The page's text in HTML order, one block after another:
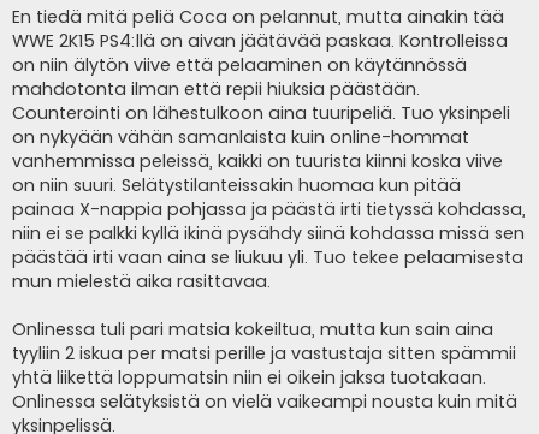
e
s
t
i
En tiedä mitä peliä Coca on pelannut, mutta ainakin tää
WWE 2K15 PS4:llä on aivan jäätävää paskaa. Kontrolleissa
on niin älytön viive että pelaaminen on käytännössä
mahdotonta ilman että repii hiuksia päästään.
Counterointi on lähestulkoon aina tuuripeliä. Tuo yksinpeli
on nykyään vähän samanlaista kuin online-hommat
vanhemmissa peleissä, kaikki on tuurista kiinni koska viive
on niin suuri. Selätystilanteissakin huomaa kun pitää
painaa X-nappia pohjassa ja päästä irti tietyssä kohdassa,
niin ei se palkki kyllä ikinä pysähdy siinä kohdassa missä sen
päästää irti vaan aina se liukuu yli. Tuo tekee pelaamisesta
mun mielestä aika rasittavaa.
Onlinessa tuli pari matsia kokeiltua, mutta kun sain aina
tyyliin 2 iskua per matsi perille ja vastustaja sitten spämmii
yhtä liikettä loppumatsin niin ei oikein jaksa tuotakaan.
Onlinessa selätyksistä on vielä vaikeampi nousta kuin mitä
yksinpelissä.